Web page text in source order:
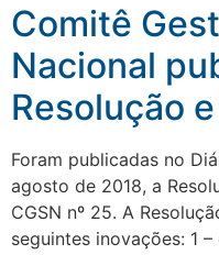
Comitê
Nacional
Resolução
Foram publicadas no
agosto de 2018, a
CGSN nº 25. A
seguintes inovações: 1